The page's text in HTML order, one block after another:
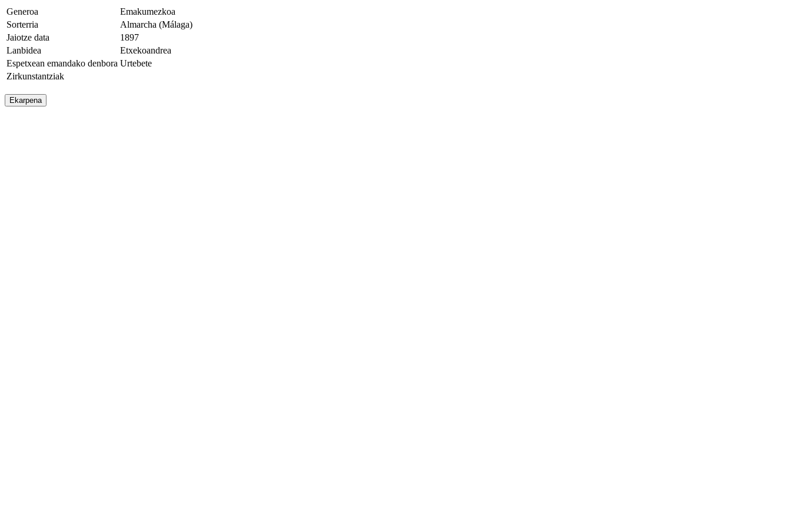
Generoa
Emakumezkoa
Sorterria
Almarcha (Málaga)
Jaiotze data
1897
Lanbidea
Etxekoandrea
Espetxean emandako denbora Urtebete
Zirkunstantziak